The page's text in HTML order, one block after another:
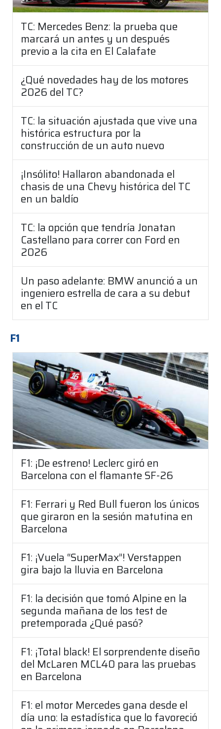
TC: Mercedes Benz: la prueba que
marcará un antes y un después
previo a la cita en El Calafate
¿Qué novedades hay de los motores
2026 del TC?
TC: la situación ajustada que vive una
histórica estructura por la
construcción de un auto nuevo
¡Insólito! Hallaron abandonada el
chasis de una Chevy histórica del TC
en un baldío
TC: la opción que tendría Jonatan
Castellano para correr con Ford en
2026
Un paso adelante: BMW anunció a un
ingeniero estrella de cara a su debut
en el TC
F1
F1: ¡De estreno! Leclerc giró en
Barcelona con el flamante SF-26
F1: Ferrari y Red Bull fueron los únicos
que giraron en la sesión matutina en
Barcelona
F1: ¡Vuela “SuperMax”! Verstappen
gira bajo la lluvia en Barcelona
F1: la decisión que tomó Alpine en la
segunda mañana de los test de
pretemporada ¿Qué pasó?
F1: ¡Total black! El sorprendente diseño
del McLaren MCL40 para las pruebas
en Barcelona
F1: el motor Mercedes gana desde el
día uno: la estadística que lo favoreció